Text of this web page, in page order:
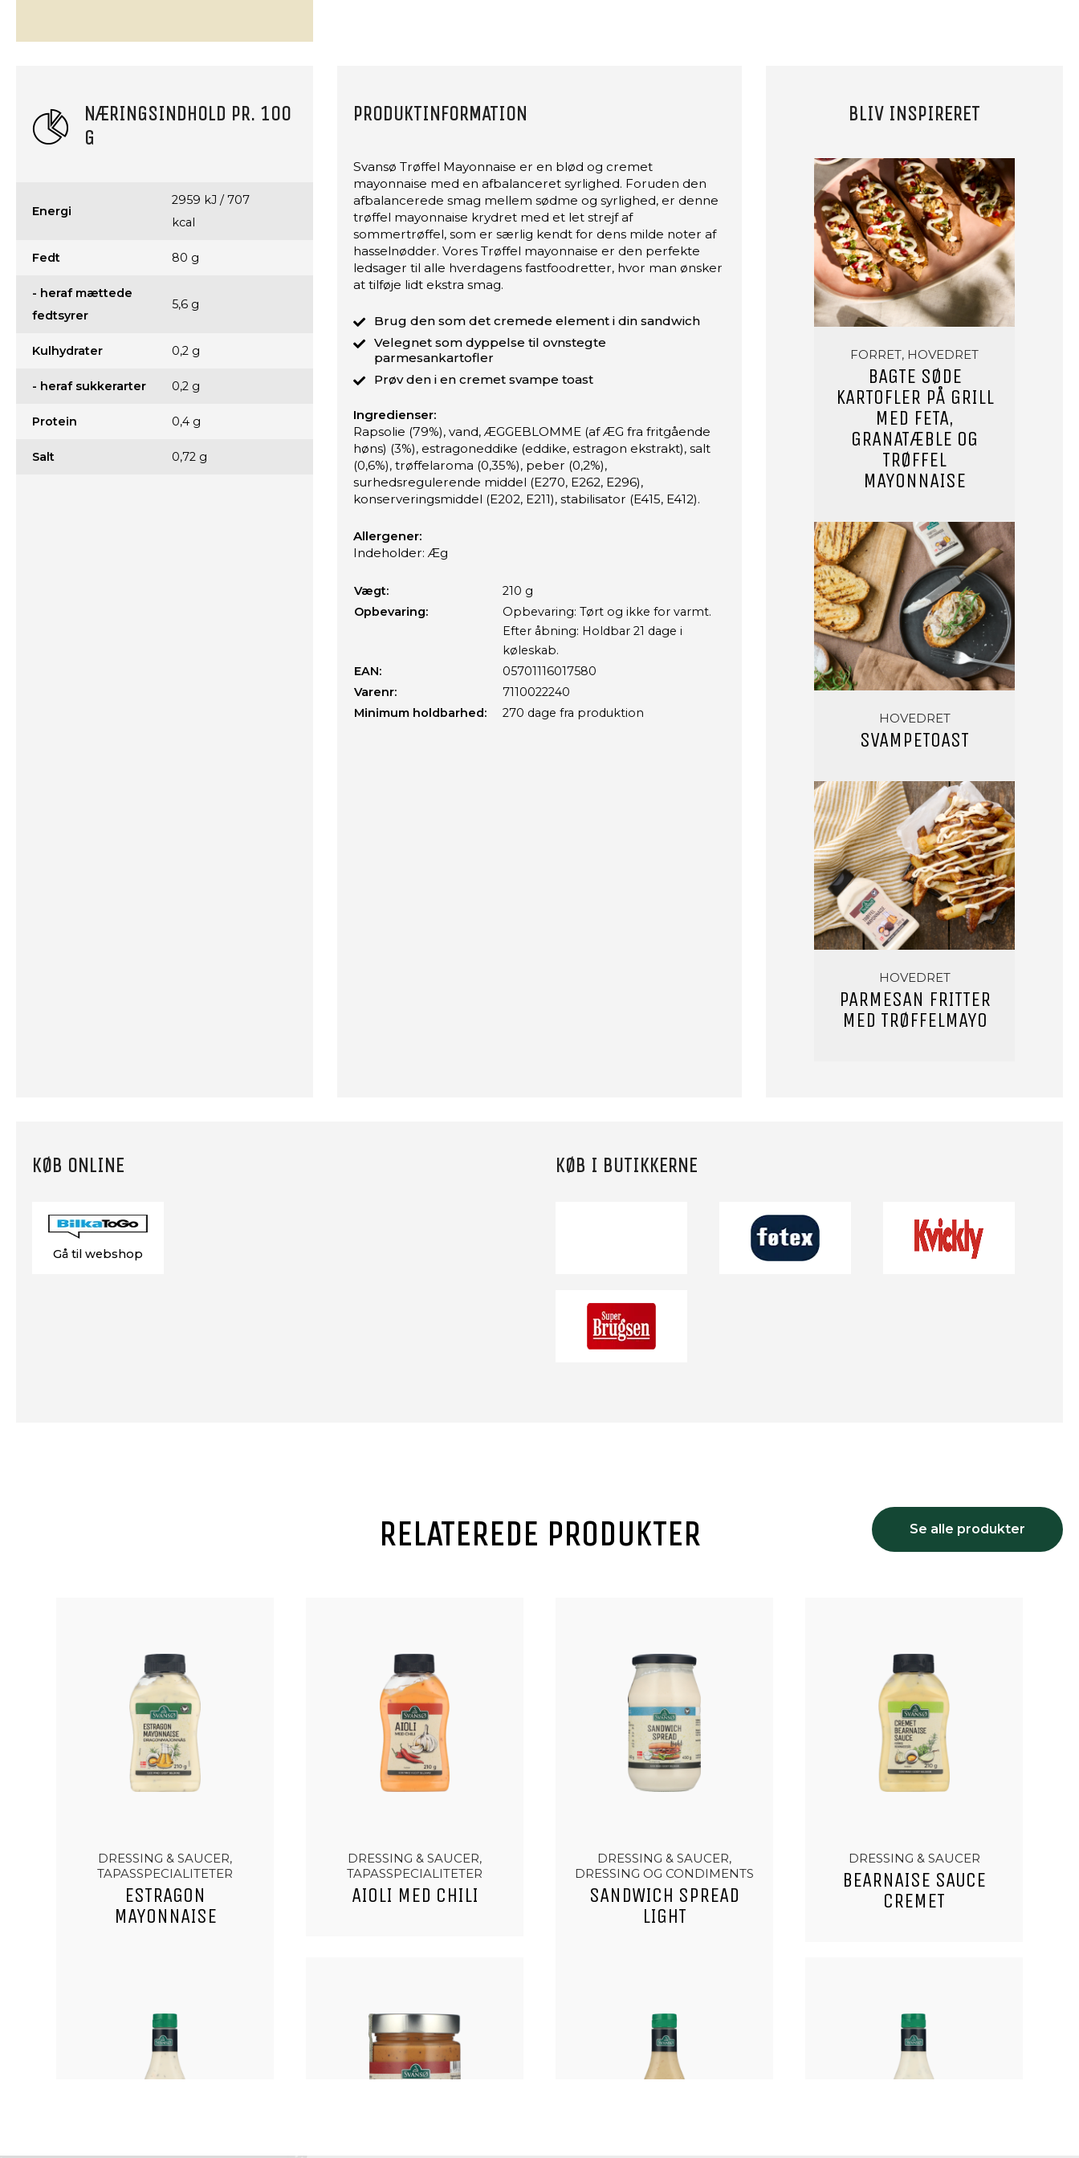
NÆRINGSINDHOLD PR. 100
G
Energi
2959 kJ / 707
kcal
Fedt 80 g
- heraf mættede
fedtsyrer
5,6 g
Kulhydrater 0,2 g
- heraf sukkerarter 0,2 g
Protein 0,4 g
Salt 0,72 g
PRODUKTINFORMATION
Svansø Trøffel Mayonnaise er en blød og cremet
mayonnaise med en afbalanceret syrlighed. Foruden den
afbalancerede smag mellem sødme og syrlighed, er denne
trøffel mayonnaise krydret med et let strejf af
sommertrøffel, som er særlig kendt for dens milde noter af
hasselnødder. Vores Trøffel mayonnaise er den perfekte
ledsager til alle hverdagens fastfoodretter, hvor man ønsker
at tilføje lidt ekstra smag.
Brug den som det cremede element i din sandwich
Velegnet som dyppelse til ovnstegte
parmesankartofler
Prøv den i en cremet svampe toast
Ingredienser:
Rapsolie (79%), vand, ÆGGEBLOMME (af ÆG fra fritgående
høns) (3%), estragoneddike (eddike, estragon ekstrakt), salt
(0,6%), trøffelaroma (0,35%), peber (0,2%),
surhedsregulerende middel (E270, E262, E296),
konserveringsmiddel (E202, E211), stabilisator (E415, E412).
Allergener:
Indeholder: Æg
Vægt:
210 g
Opbevaring:
Opbevaring: Tørt og ikke for varmt.
Efter åbning: Holdbar 21 dage i
køleskab.
EAN:
05701116017580
Varenr:
7110022240
Minimum holdbarhed:
270 dage fra produktion
BLIV INSPIRERET
FORRET, HOVEDRET
BAGTE SØDE
KARTOFLER PÅ GRILL
MED FETA,
GRANATÆBLE OG
TRØFFEL
MAYONNAISE
HOVEDRET
SVAMPETOAST
HOVEDRET
PARMESAN FRITTER
MED TRØFFELMAYO
KØB ONLINE
Gå til webshop
KØB I BUTIKKERNE
RELATEREDE PRODUKTER Se alle produkter
DRESSING & SAUCER,
TAPASSPECIALITETER
ESTRAGON
MAYONNAISE
DRESSING & SAUCER,
TAPASSPECIALITETER
AIOLI MED CHILI
DRESSING & SAUCER,
DRESSING OG CONDIMENTS
SANDWICH SPREAD
LIGHT
DRESSING & SAUCER
BEARNAISE SAUCE
CREMET